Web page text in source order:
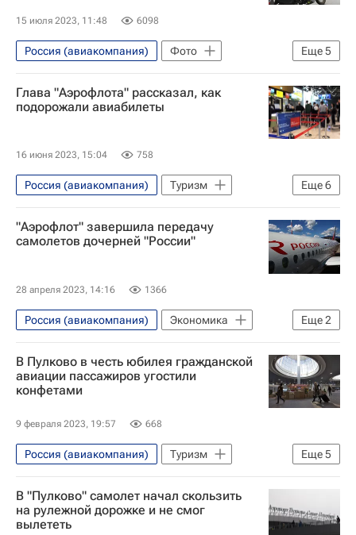
15 июля 2023, 11:48 6098
Еще5
Россия (авиакомпания)
Фото
Аэрофлот
Москва
Нижний Новгород
Победа (авиакомпания)
Глава "Аэрофлота" рассказал, как
подорожали авиабилеты
16 июня 2023, 15:04 758
Еще6
Россия (авиакомпания)
Туризм
Новости - Туризм
Туризм
туристы
Аэрофлот
"Аэрофлот" завершила передачу
самолетов дочерней "России"
28 апреля 2023, 14:16 1366
Еще2
Россия (авиакомпания)
Экономика
Аэрофлот
Россия
В Пулково в честь юбилея гражданской
авиации пассажиров угостили
конфетами
9 февраля 2023, 19:57 668
Еще5
Россия (авиакомпания)
Туризм
Новости - Туризм
туристы
Туризм
Пулково (аэропорт)
Санкт-Петербург
В "Пулково" самолет начал скользить
на рулежной дорожке и не смог
вылететь